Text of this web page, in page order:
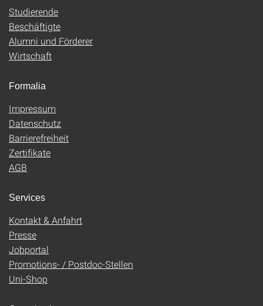
Studierende
Beschäftigte
Alumni und Förderer
Wirtschaft
Formalia
Impressum
Datenschutz
Barrierefreiheit
Zertifikate
AGB
Services
Kontakt & Anfahrt
Presse
Jobportal
Promotions- / Postdoc-Stellen
Uni-Shop